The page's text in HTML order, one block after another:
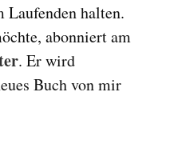
Laufenden halten.
abonniert am
. Er wird
Buch von mir